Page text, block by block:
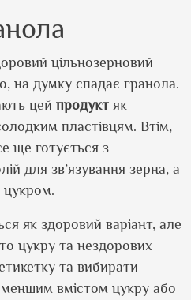
цільнозерновий
на думку спадає гранола.
цей продукт як
пластівцям. Втім,
ще готується з
для зв’язування зерна, а
цукром.
як здоровий варіант, але
цукру та нездорових
та вибирати
меншим вмістом цукру або